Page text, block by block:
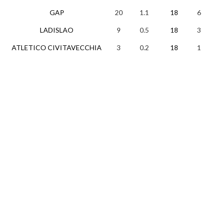
GAP
LADISLAO
ATLETICO CIVITAVECCHIA
20 1.1 18 6
9 0.5 18 3
3 0.2 18 1